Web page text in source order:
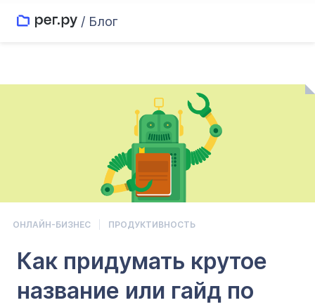
/ Блог
ОНЛАЙН-БИЗНЕС ПРОДУКТИВНОСТЬ
Как придумать крутое
название или гайд по